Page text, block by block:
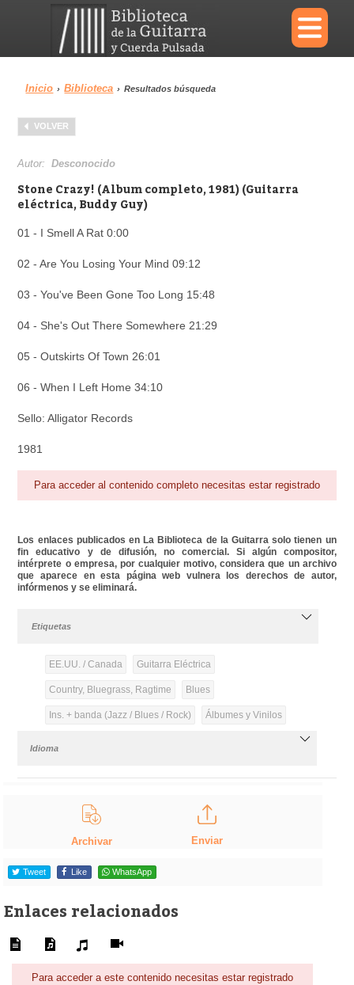
×
Menu
Biblioteca
Inicio › Biblioteca › Resultados búsqueda
VOLVER
Autor:Desconocido
Stone Crazy! (Album completo, 1981) (Guitarra
eléctrica, Buddy Guy)
01 - I Smell A Rat 0:00
02 - Are You Losing Your Mind 09:12
03 - You've Been Gone Too Long 15:48
04 - She's Out There Somewhere 21:29
05 - Outskirts Of Town 26:01
06 - When I Left Home 34:10
Sello: Alligator Records
1981
Para acceder al contenido completo necesitas estar registrado
Los enlaces publicados en La Biblioteca de la Guitarra solo tienen un
fin educativo y de difusión, no comercial. Si algún compositor,
intérprete o empresa, por cualquier motivo, considera que un archivo
que aparece en esta página web vulnera los derechos de autor,
infórmenos y se eliminará.
Etiquetas
EE.UU. / Canada Guitarra Eléctrica
Country, Bluegrass, Ragtime Blues
Ins. + banda (Jazz / Blues / Rock) Álbumes y Vinilos
Idioma
Archivar Enviar
Tweet Like WhatsApp
Enlaces relacionados
Para acceder a este contenido necesitas estar registrado